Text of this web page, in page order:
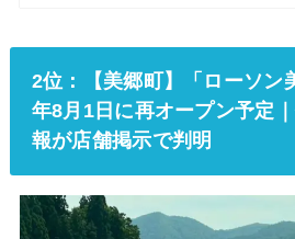
2位：【美郷町】「ローソン
年8月1日に再オープン予定
報が店舗掲示で判明